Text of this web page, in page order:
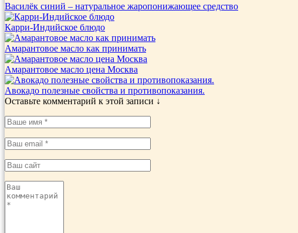
Василёк синий – натуральное жаропонижающее средство
Карри-Индийское блюдо
Амарантовое масло как принимать
Амарантовое масло цена Москва
Авокадо полезные свойства и противопоказания.
Оставьте комментарий к этой записи ↓